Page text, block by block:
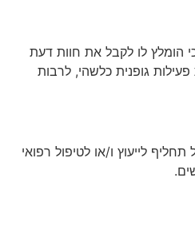
הומלץ לו לקבל את חוות דעת
גופנית כלשהי, לרבות
תחליף לייעוץ ו/או לטיפול רפואי